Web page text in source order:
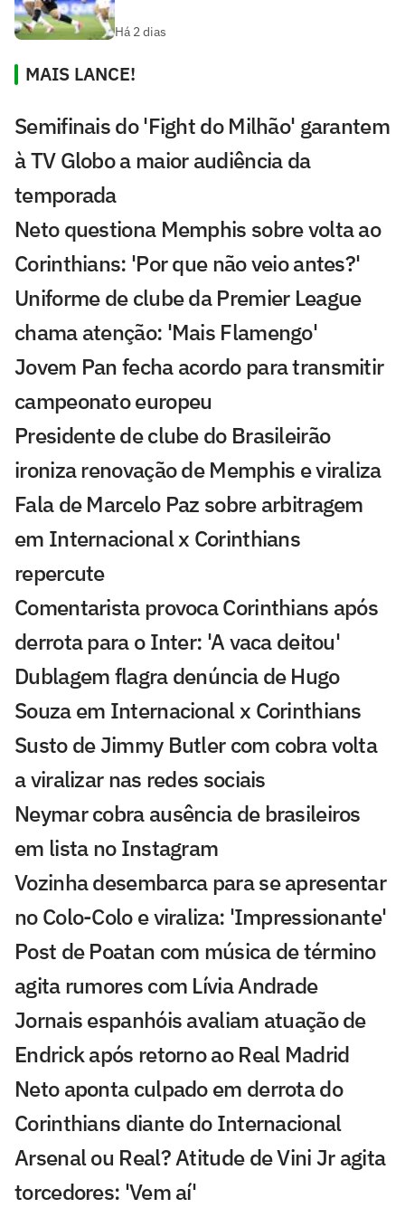
Há 2 dias
MAIS LANCE!
Semifinais do 'Fight do Milhão' garantem
à TV Globo a maior audiência da
temporada
Neto questiona Memphis sobre volta ao
Corinthians: 'Por que não veio antes?'
Uniforme de clube da Premier League
chama atenção: 'Mais Flamengo'
Jovem Pan fecha acordo para transmitir
campeonato europeu
Presidente de clube do Brasileirão
ironiza renovação de Memphis e viraliza
Fala de Marcelo Paz sobre arbitragem
em Internacional x Corinthians
repercute
Comentarista provoca Corinthians após
derrota para o Inter: 'A vaca deitou'
Dublagem flagra denúncia de Hugo
Souza em Internacional x Corinthians
Susto de Jimmy Butler com cobra volta
a viralizar nas redes sociais
Neymar cobra ausência de brasileiros
em lista no Instagram
Vozinha desembarca para se apresentar
no Colo-Colo e viraliza: 'Impressionante'
Post de Poatan com música de término
agita rumores com Lívia Andrade
Jornais espanhóis avaliam atuação de
Endrick após retorno ao Real Madrid
Neto aponta culpado em derrota do
Corinthians diante do Internacional
Arsenal ou Real? Atitude de Vini Jr agita
torcedores: 'Vem aí'